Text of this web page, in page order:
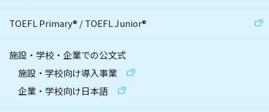
TOEFL Primary® /TOEFL Junior®
施設・学校・企業での公文式
施設・学校向け導入事業
企業・学校向け日本語